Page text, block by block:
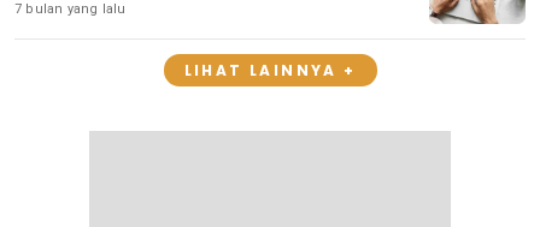
7 bulan yang lalu
LIHAT LAINNYA +